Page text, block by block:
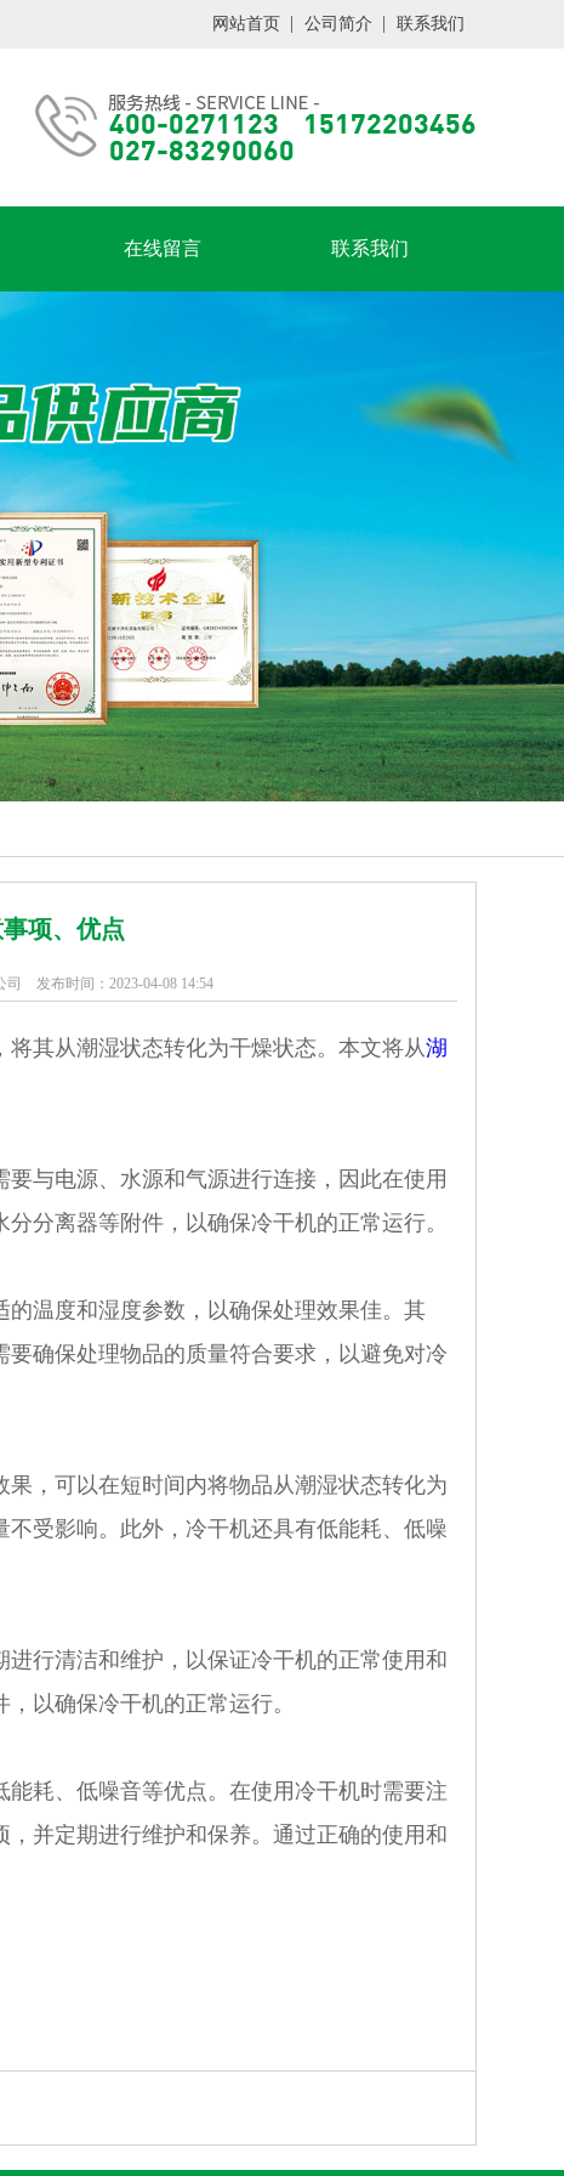
网站首页 公司简介 联系我们
在线留言 联系我们
项、优点
发布时间：2023-04-08 14:54
其从潮湿状态转化为干燥状态。本文将从湖
与电源、水源和气源进行连接，因此在使用
分离器等附件，以确保冷干机的正常运行。
温度和湿度参数，以确保处理效果佳。其
确保处理物品的质量符合要求，以避免对冷
，可以在短时间内将物品从潮湿状态转化为
受影响。此外，冷干机还具有低能耗、低噪
行清洁和维护，以保证冷干机的正常使用和
以确保冷干机的正常运行。
耗、低噪音等优点。在使用冷干机时需要注
并定期进行维护和保养。通过正确的使用和